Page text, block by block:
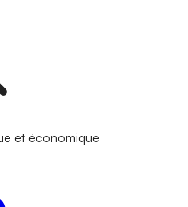
et économique